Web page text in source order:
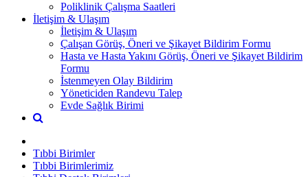
Poliklinik Çalışma Saatleri
İletişim & Ulaşım
İletişim & Ulaşım
Çalışan Görüş, Öneri ve Şikayet Bildirim Formu
Hasta ve Hasta Yakını Görüş, Öneri ve Şikayet Bildirim
Formu
İstenmeyen Olay Bildirim
Yöneticiden Randevu Talep
Evde Sağlık Birimi
Tıbbi Birimler
Tıbbi Birimlerimiz